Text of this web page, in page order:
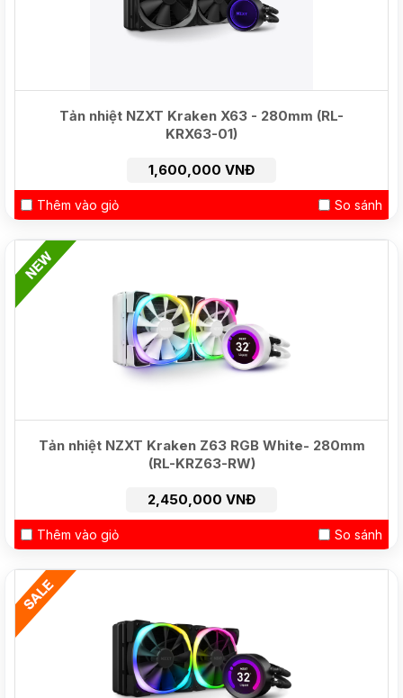
Tản nhiệt NZXT Kraken X63 - 280mm (RL-
KRX63-01)
1,600,000 VNĐ
Thêm vào giỏ So sánh
HOT
Tản nhiệt NZXT Kraken Z63 RGB White- 280mm
(RL-KRZ63-RW)
2,450,000 VNĐ
Thêm vào giỏ So sánh
NEW